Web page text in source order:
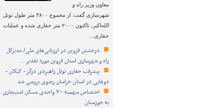
معاون وزیر راه و
شهرسازی گفت: از مجموع ۳۸۰۰ متر طول تونل
الله‌اکبر، تاکنون ۲۰۰۰ متر حفاری شده و عملیات
حفاری…
درخشش قزوین در ارزیابی‌های ملی/ مدیرکل
راه و شهرسازی استان قزوین مورد تقدیر…
پیشرفت حفاری تونل راهبردی درگز - کبکان -
دوغایی در استان خراسان رضوی بررسی شد
اختصاص سهمیه ۷۰۰ واحدی مسکن استیجاری
به خوزستان